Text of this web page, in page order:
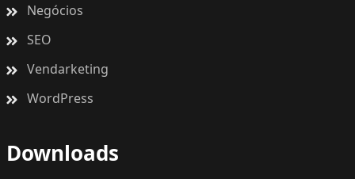
Negócios
SEO
Vendarketing
WordPress
Downloads